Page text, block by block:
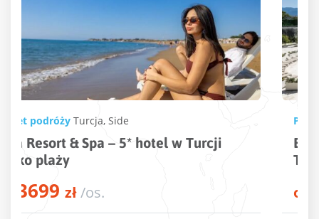
Pakiet podróży Turcja
Beks Premium Resort & Spa – 5* hotel w
Turcji przy plaży
od3846zł